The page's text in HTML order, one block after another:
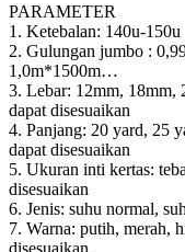
PARAMETER
1. Ketebalan: 140u-150u
2. Gulungan jumbo :
1,0m*1500m…
3. Lebar: 12mm, 18mm,
dapat disesuaikan
4. Panjang: 20 yard, 25
dapat disesuaikan
5. Ukuran inti kertas:
disesuaikan
6. Jenis: suhu normal,
7. Warna: putih, merah,
disesuaikan